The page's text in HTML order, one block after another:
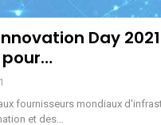
Day
fournisseurs mondiaux
et des…